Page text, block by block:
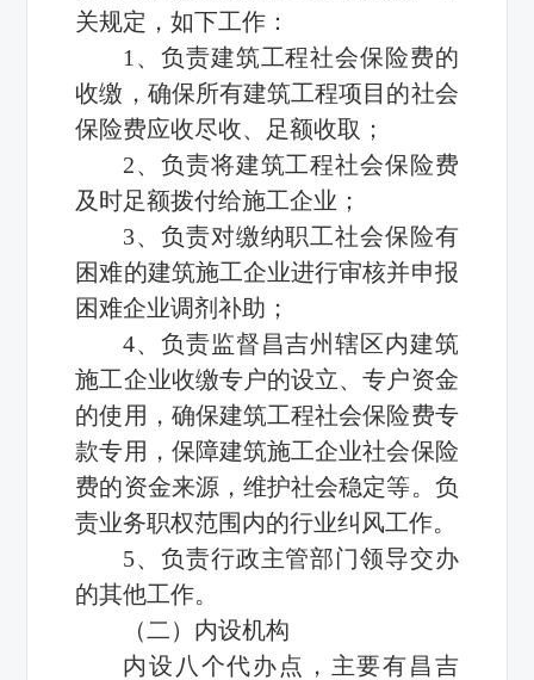
关规定，如下工作：
1、负责建筑工程社会保险费的
收缴，确保所有建筑工程项目的社会
保险费应收尽收、足额收取；
2、负责将建筑工程社会保险费
及时足额拨付给施工企业；
3、负责对缴纳职工社会保险有
困难的建筑施工企业进行审核并申报
困难企业调剂补助；
4、负责监督昌吉州辖区内建筑
施工企业收缴专户的设立、专户资金
的使用，确保建筑工程社会保险费专
款专用，保障建筑施工企业社会保险
费的资金来源，维护社会稳定等。负
责业务职权范围内的行业纠风工作。
5、负责行政主管部门领导交办
的其他工作。
（二）内设机构
内设八个代办点，主要有昌吉